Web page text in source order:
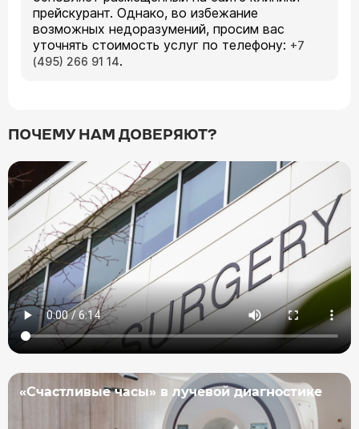
прейскурант. Однако, во избежание
возможных недоразумений, просим вас
уточнять стоимость услуг по телефону: +7
(495) 266 91 14.
ПОЧЕМУ НАМ ДОВЕРЯЮТ?
«Счастливые часы» в лучевой диагностике